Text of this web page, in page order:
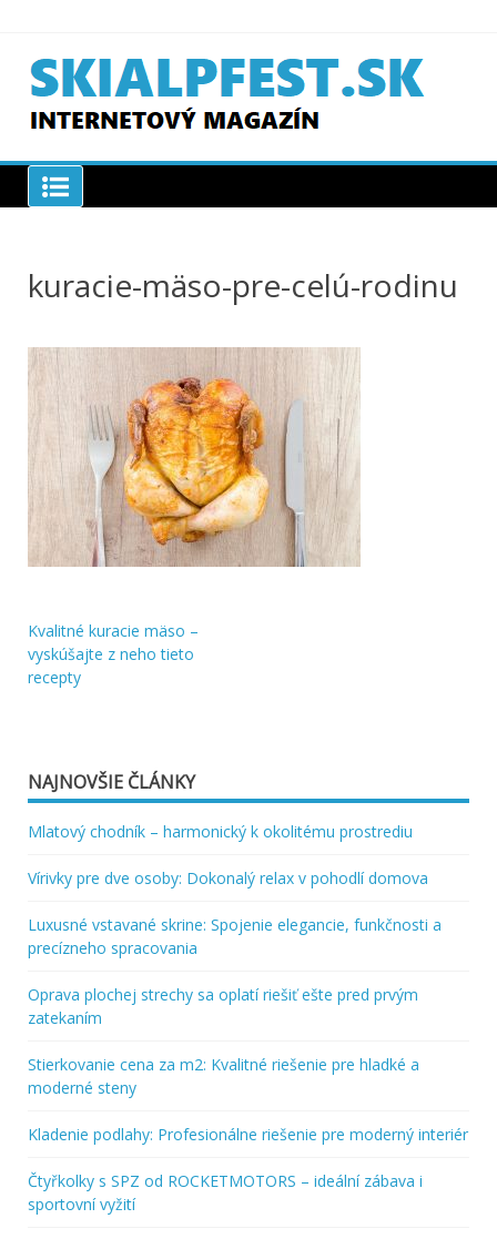
content
SKIAPLFEST.SK
kuracie-mäso-pre-celú-rodinu
Navigácia
v
Kvalitné kuracie mäso –
vyskúšajte z neho tieto
recepty
NAJNOVŠIE ČLÁNKY
Mlatový chodník – harmonický k okolitému prostrediu
Vírivky pre dve osoby: Dokonalý relax v pohodlí domova
Luxusné vstavané skrine: Spojenie elegancie, funkčnosti a
precízneho spracovania
Oprava plochej strechy sa oplatí riešiť ešte pred prvým
zatekaním
Stierkovanie cena za m2: Kvalitné riešenie pre hladké a
moderné steny
Kladenie podlahy: Profesionálne riešenie pre moderný interiér
Čtyřkolky s SPZ od ROCKETMOTORS – ideální zábava i
sportovní vyžití